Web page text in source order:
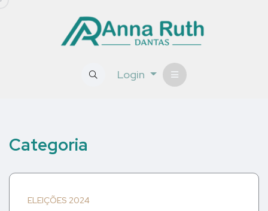
Login
Categoria
ELEIÇÕES 2024